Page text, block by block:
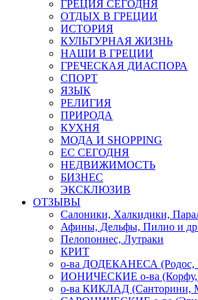
ГРЕЦИЯ СЕГОДНЯ
ОТДЫХ В ГРЕЦИИ
ИСТОРИЯ
КУЛЬТУРНАЯ ЖИЗНЬ
НАШИ В ГРЕЦИИ
ГРЕЧЕСКАЯ ДИАСПОРА
СПОРТ
ЯЗЫК
РЕЛИГИЯ
ПРИРОДА
КУХНЯ
МОДА И SHOPPING
ЕС СЕГОДНЯ
НЕДВИЖИМОСТЬ
БИЗНЕС
ЭКСКЛЮЗИВ
ОТЗЫВЫ
Салоники, Халкидики,
Афины, Дельфы, Пилио и
Пелопоннес, Лутраки
КРИТ
о-ва ДОДЕКАНЕСА (Родос,
ИОНИЧЕСКИЕ о-ва (Корфу,
о-ва КИКЛАД (Санторини,